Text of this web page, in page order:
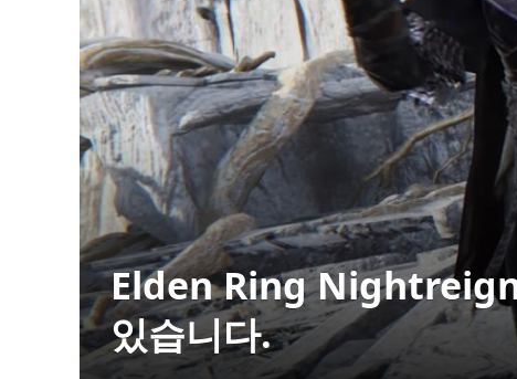
Elden Ring Nightreign
있습니다.